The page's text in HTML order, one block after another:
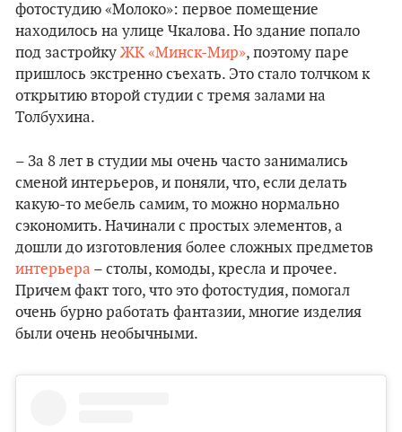
фотостудию «Молоко»: первое помещение
находилось на улице Чкалова. Но здание попало
под застройку ЖК «Минск-Мир», поэтому паре
пришлось экстренно съехать. Это стало толчком к
открытию второй студии с тремя залами на
Толбухина.
– За 8 лет в студии мы очень часто занимались
сменой интерьеров, и поняли, что, если делать
какую-то мебель самим, то можно нормально
сэкономить. Начинали с простых элементов, а
дошли до изготовления более сложных предметов
интерьера – столы, комоды, кресла и прочее.
Причем факт того, что это фотостудия, помогал
очень бурно работать фантазии, многие изделия
были очень необычными.